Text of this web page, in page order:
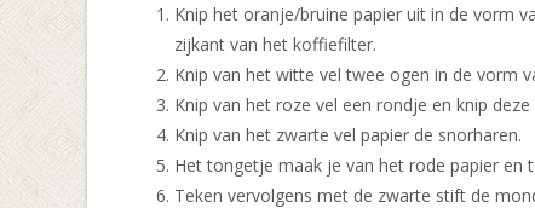
Knip het oranje/bruine papier uit in de vorm
zijkant van het koffiefilter.
Knip van het witte vel twee ogen in de vorm
Knip van het roze vel een rondje en knip
Knip van het zwarte vel papier de snorharen.
Het tongetje maak je van het rode papier en
Teken vervolgens met de zwarte stift de